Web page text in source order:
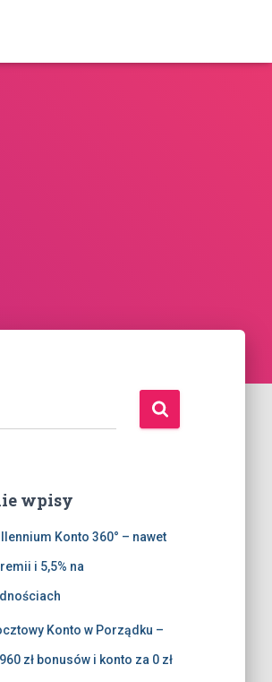
wpisy
Konto 360° – nawet
i 5,5% na
Konto w Porządku –
zł bonusów i konto za 0 zł